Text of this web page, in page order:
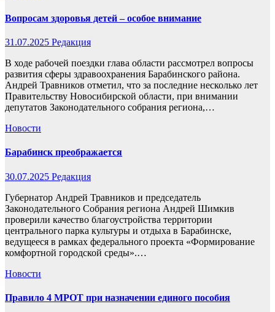
Вопросам здоровья детей – особое внимание
31.07.2025 Редакция
В ходе рабочей поездки глава области рассмотрел вопросы
развития сферы здравоохранения Барабинского района.
Андрей Травников отметил, что за последние несколько лет
Правительству Новосибирской области, при внимании
депутатов Законодательного собрания региона,…
Новости
Барабинск преображается
30.07.2025 Редакция
Губернатор Андрей Травников и председатель
Законодательного Собрания региона Андрей Шимкив
проверили качество благоустройства территории
центрального парка культуры и отдыха в Барабинске,
ведущееся в рамках федерального проекта «Формирование
комфортной городской среды».…
Новости
Правило 4 МРОТ при назначении единого пособия